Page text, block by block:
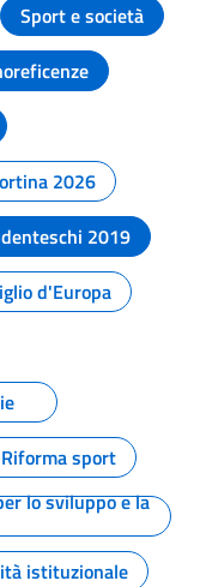
Sport e società
2026
2019
d'Europa
Riforma sport
lo sviluppo e la
istituzionale